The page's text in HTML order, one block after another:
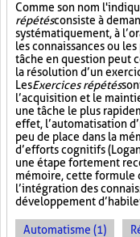
Comme son nom
répétésconsiste à
systématiquement, à
les connaissances ou
tâche en question peut
la résolution d’un
LesExercices répétés
l’acquisition et le
une tâche le plus
effet, l’automatisation
peu de place dans la
d’efforts cognitifs
une étape fortement
mémoire, cette
l’intégration des
développement
Automatisme (1)